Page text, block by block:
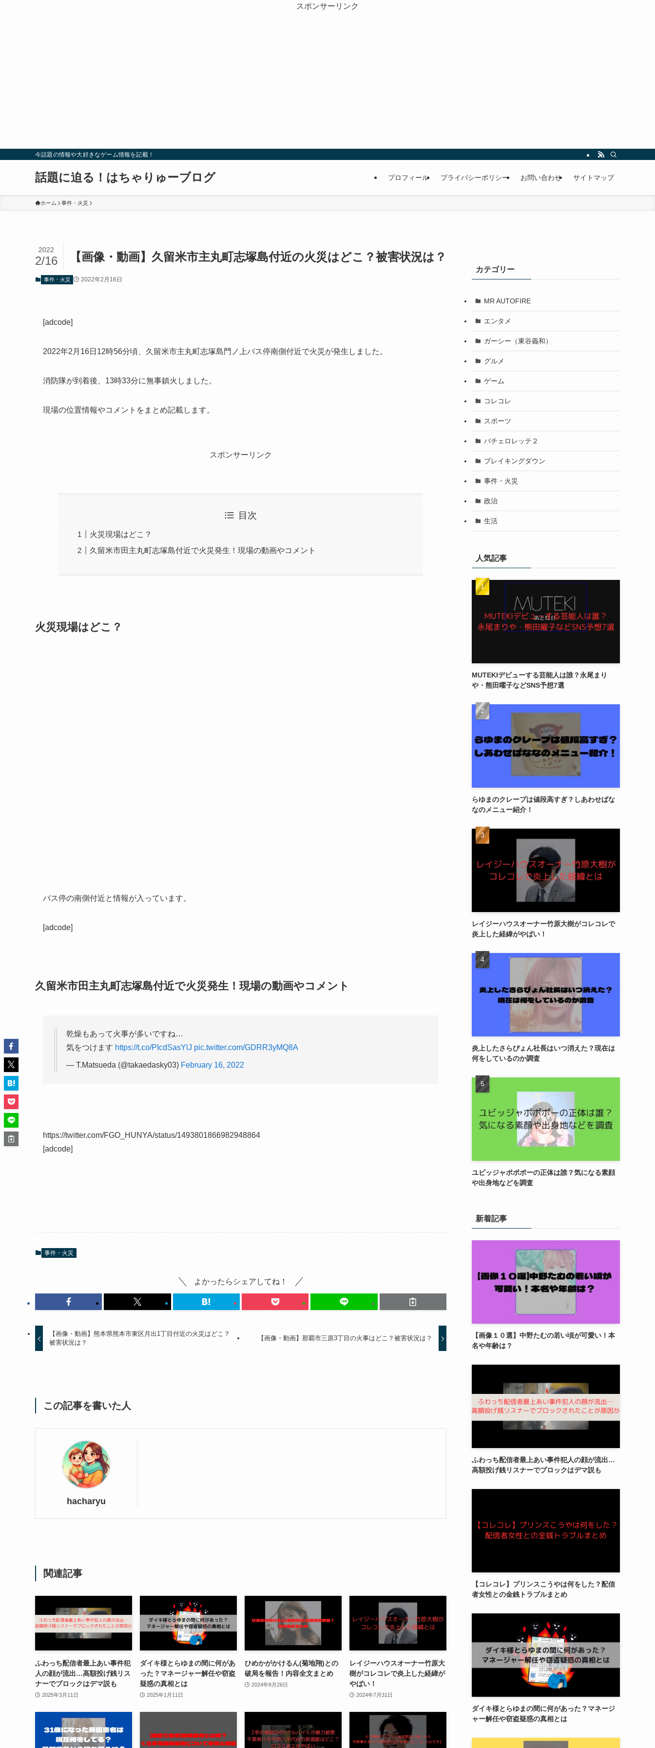
スポンサーリンク
今話題の情報や大好きなゲーム情報を記載！
話題に迫る！はちゃりゅーブログ プロフィール プライバシーポリシー お問い合わせ サイトマップ
ホーム 事件・火災
【画像・動画】久留米市主丸町志塚島付近の火災はどこ？被害状況は？
2022
2/16
事件・火災 2022年2月16日
[adcode]
2022年2月16日12時56分頃、久留米市主丸町志塚島門ノ上バス停南側付近で火災が発生しました。
消防隊が到着後、13時33分に無事鎮火しました。
現場の位置情報やコメントをまとめ記載します。
スポンサーリンク
目次
火災現場はどこ？
久留米市田主丸町志塚島付近で火災発生！現場の動画やコメント
火災現場はどこ？
バス停の南側付近と情報が入っています。
[adcode]
久留米市田主丸町志塚島付近で火災発生！現場の動画やコメント
乾燥もあって火事が多いですね…
気をつけます https://t.co/PIcdSasYlJ pic.twitter.com/GDRR3yMQ8A
— T.Matsueda (@takaedasky03) February 16, 2022
https://twitter.com/FGO_HUNYA/status/1493801866982948864
[adcode]
事件・火災
よかったらシェアしてね！
【画像・動画】熊本県熊本市東区月出1丁目付近の火災はどこ？
被害状況は？
【画像・動画】那覇市三原3丁目の火事はどこ？被害状況は？
この記事を書いた人
hacharyu
関連記事
ふわっち配信者最上あい事件犯
人の顔が流出…高額投げ銭リス
ナーでブロックはデマ説も
2025年3月11日
ダイキ様とらゆまの間に何があ
った？マネージャー解任や窃盗
疑惑の真相とは
2025年1月11日
ひめかがかけるん(菊地翔)との
破局を報告！内容全文まとめ
2024年8月26日
レイジーハウスオーナー竹原大
樹がコレコレで炎上した経緯が
やばい！
2024年7月31日
カテゴリー
MR AUTOFIRE
エンタメ
ガーシー（東谷義和）
グルメ
ゲーム
コレコレ
スポーツ
バチェロレッテ２
ブレイキングダウン
事件・火災
政治
生活
人気記事
MUTEKIデビューする芸能人は誰？永尾まり
や・熊田曜子などSNS予想7選
らゆまのクレープは値段高すぎ？しあわせばな
なのメニュー紹介！
レイジーハウスオーナー竹原大樹がコレコレで
炎上した経緯がやばい！
炎上したさらぴょん社長はいつ消えた？現在は
何をしているのか調査
ユビッジャポポポーの正体は誰？気になる素顔
や出身地などを調査
新着記事
【画像１０選】中野たむの若い頃が可愛い！本
名や年齢は？
ふわっち配信者最上あい事件犯人の顔が流出…
高額投げ銭リスナーでブロックはデマ説も
【コレコレ】プリンスこうやは何をした？配信
者女性との金銭トラブルまとめ
ダイキ様とらゆまの間に何があった？マネージ
ャー解任や窃盗疑惑の真相とは